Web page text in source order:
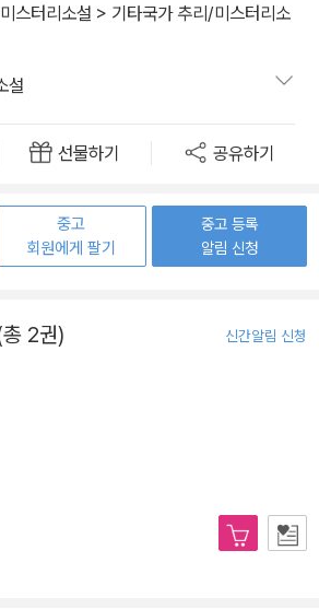
스터리소설 > 기타국가 추리/미스터리소
설
선물하기 공유하기
중고
회원에게 팔기
중고 등록
알림 신청
2권) 신간알림 신청